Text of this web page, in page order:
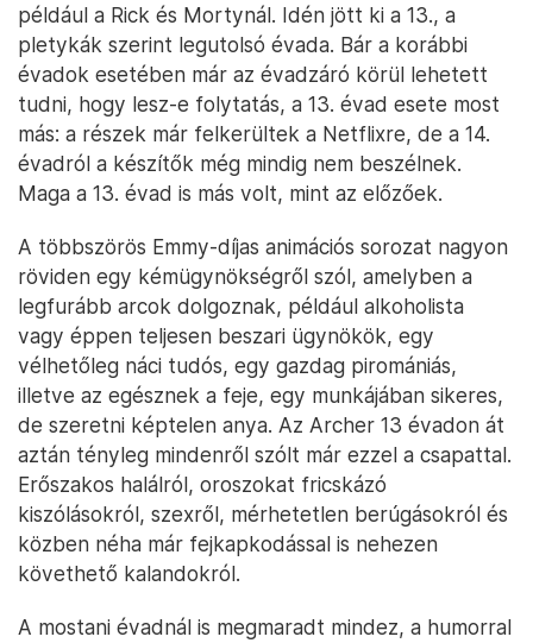
például a Rick és Mortynál. Idén jött ki a 13., a
pletykák szerint legutolsó évada. Bár a korábbi
évadok esetében már az évadzáró körül lehetett
tudni, hogy lesz-e folytatás, a 13. évad esete most
más: a részek már felkerültek a Netflixre, de a 14.
évadról a készítők még mindig nem beszélnek.
Maga a 13. évad is más volt, mint az előzőek.
A többszörös Emmy-díjas animációs sorozat nagyon
röviden egy kémügynökségről szól, amelyben a
legfurább arcok dolgoznak, például alkoholista
vagy éppen teljesen beszari ügynökök, egy
vélhetőleg náci tudós, egy gazdag piromániás,
illetve az egésznek a feje, egy munkájában sikeres,
de szeretni képtelen anya. Az Archer 13 évadon át
aztán tényleg mindenről szólt már ezzel a csapattal.
Erőszakos halálról, oroszokat fricskázó
kiszólásokról, szexről, mérhetetlen berúgásokról és
közben néha már fejkapkodással is nehezen
követhető kalandokról.
A mostani évadnál is megmaradt mindez, a humorral